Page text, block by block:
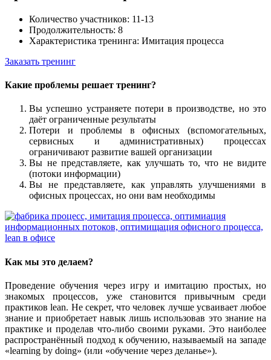
Количество участников: 11-13
Продолжительность: 8
Характеристика тренинга: Имитация процесса
Заказать тренинг
Какие проблемы решает тренинг?
Вы успешно устраняете потери в производстве, но это
даёт ограниченные результаты
Потери и проблемы в офисных (вспомогательных,
сервисных и административных) процессах
ограничивают развитие вашей организации
Вы не представляете, как улучшать то, что не видите
(потоки информации)
Вы не представляете, как управлять улучшениями в
офисных процессах, но они вам необходимы
Как мы это делаем?
Проведение обучения через игру и имитацию простых, но
знакомых процессов, уже становится привычным среди
практиков lean. Не секрет, что человек лучше усваивает любое
знание и приобретает навык лишь использовав это знание на
практике и проделав что-либо своими руками. Это наиболее
распространённый подход к обучению, называемый на западе
«learning by doing» (или «обучение через деланье»).